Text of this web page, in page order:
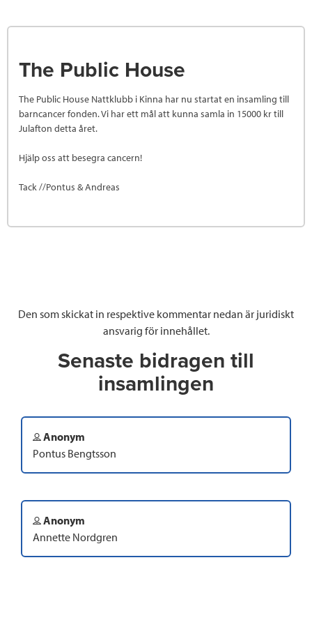
The Public House
The Public House Nattklubb i Kinna har nu startat en insamling till
barncancer fonden. Vi har ett mål att kunna samla in 15000 kr till
Julafton detta året.
Hjälp oss att besegra cancern!
Tack //Pontus & Andreas
Den som skickat in respektive kommentar nedan är juridiskt
ansvarig för innehållet.
Senaste bidragen till
insamlingen
Anonym
Pontus Bengtsson
Anonym
Annette Nordgren